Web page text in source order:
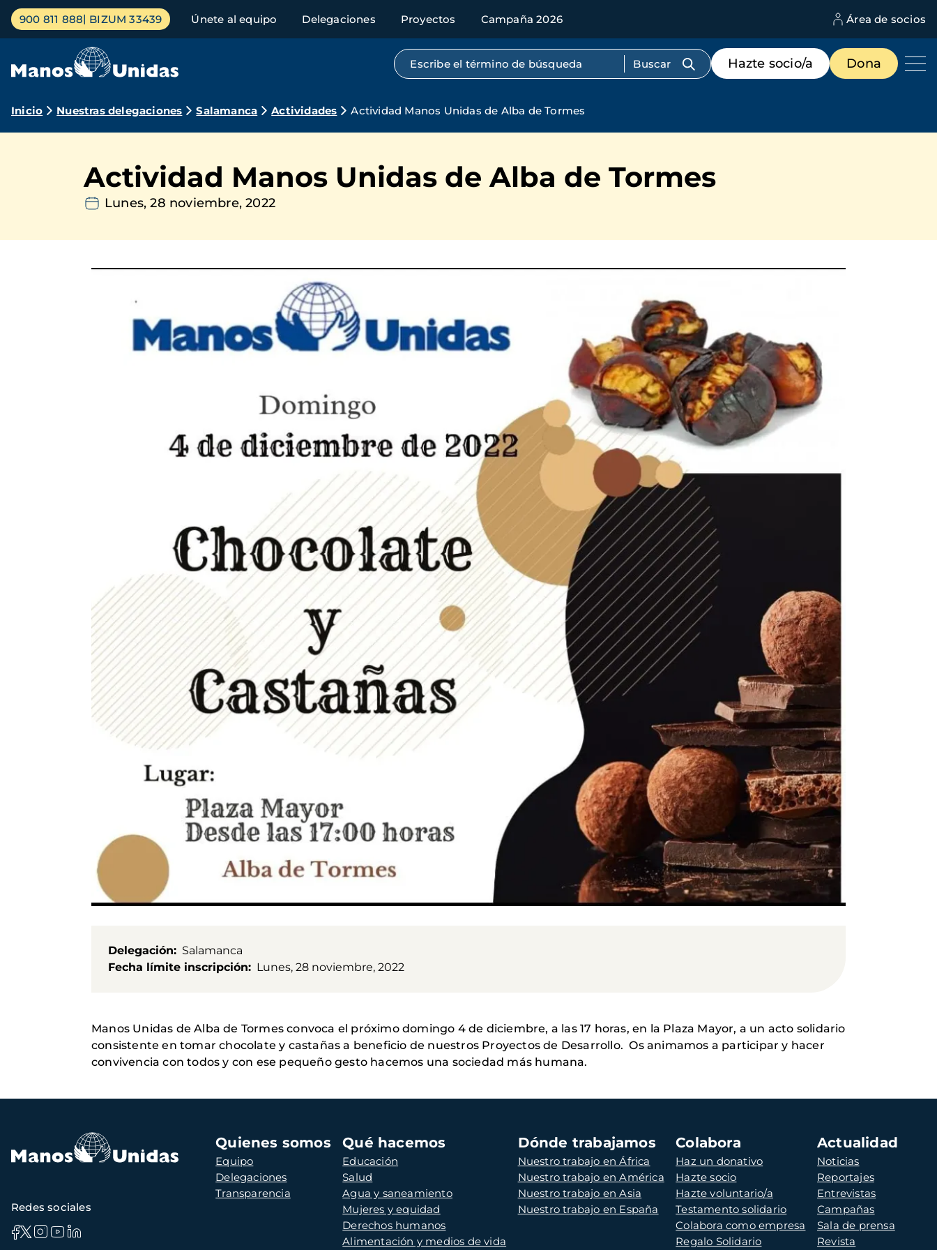
Pasar
contenido
Menú
principal
900 811 888 BIZUM 33439 Únete al equipo Delegaciones Proyectos Campaña 2026 Área de socios
Búsqueda por texto completo
Menú
de
destacados
Hazte socio/a Dona
Ruta
navegación
Inicio Nuestras delegaciones Salamanca Actividades Actividad Manos Unidas de Alba de Tormes
Actividad Manos Unidas de Alba de Tormes
Lunes, 28 noviembre, 2022
Delegación
Salamanca
Fecha límite inscripción
Lunes, 28 noviembre, 2022
Manos Unidas de Alba de Tormes convoca el próximo domingo 4 de diciembre, a las 17 horas, en la Plaza Mayor, a un acto solidario
consistente en tomar chocolate y castañas a beneficio de nuestros Proyectos de Desarrollo. Os animamos a participar y hacer
convivencia con todos y con ese pequeño gesto hacemos una sociedad más humana.
Navegación
principal
Quienes somos
Equipo
Delegaciones
Transparencia
Qué hacemos
Educación
Salud
Agua y saneamiento
Mujeres y equidad
Derechos humanos
Alimentación y medios de vida
Dónde trabajamos
Nuestro trabajo en África
Nuestro trabajo en América
Nuestro trabajo en Asia
Nuestro trabajo en España
Colabora
Haz un donativo
Hazte socio
Hazte voluntario/a
Testamento solidario
Colabora como empresa
Regalo Solidario
Actualidad
Noticias
Reportajes
Entrevistas
Campañas
Sala de prensa
Revista
Redes sociales